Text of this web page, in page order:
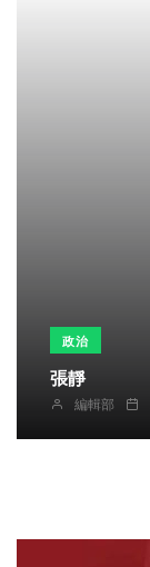
政治
張靜
編輯部